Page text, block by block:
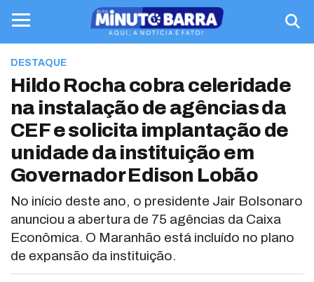
DESTAQUE
Hildo Rocha cobra celeridade
na instalação de agências da
CEF e solicita implantação de
unidade da instituição em
Governador Edison Lobão
No início deste ano, o presidente Jair Bolsonaro
anunciou a abertura de 75 agências da Caixa
Econômica. O Maranhão está incluído no plano
de expansão da instituição.